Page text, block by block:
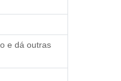
e dá outras